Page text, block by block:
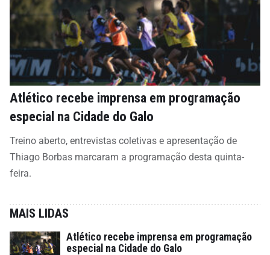
Atlético recebe imprensa em programação
especial na Cidade do Galo
Treino aberto, entrevistas coletivas e apresentação de
Thiago Borbas marcaram a programação desta quinta-
feira.
MAIS LIDAS
Atlético recebe imprensa em programação
especial na Cidade do Galo